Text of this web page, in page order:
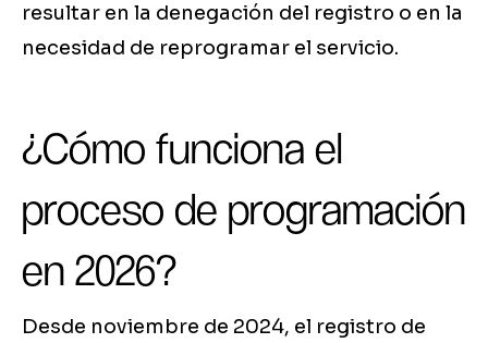
resultar en la denegación del registro o en la
necesidad de reprogramar el servicio.
¿Cómo funciona el
proceso de programación
en 2026?
Desde noviembre de 2024, el registro de